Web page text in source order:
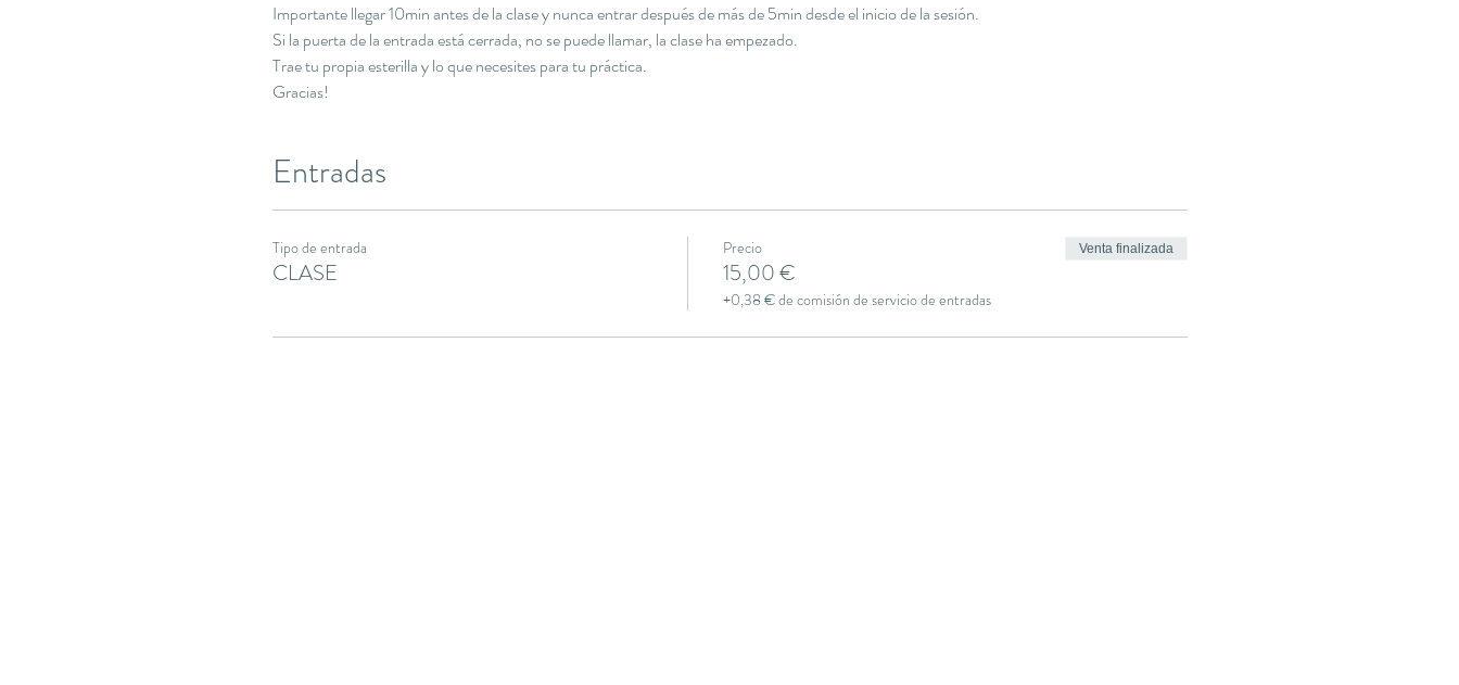
Importante llegar 10min antes de la clase y nunca entrar después de más de 5min desde el inicio de la sesión.
Si la puerta de la entrada está cerrada, no se puede llamar, la clase ha empezado.
Trae tu propia esterilla y lo que necesites para tu práctica.
Gracias!
Entradas
Tipo de entrada
CLASE
Precio
15,00 €
+0,38 € de comisión de servicio de entradas
Venta finalizada